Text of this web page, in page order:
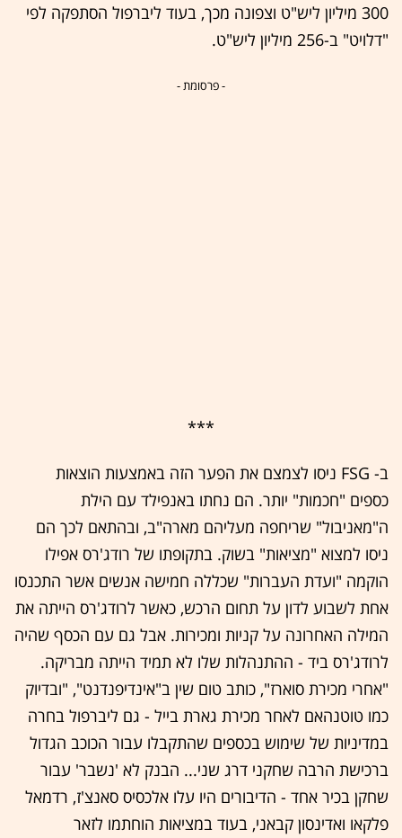
300 מיליון ליש"ט וצפונה מכך, בעוד ליברפול הסתפקה לפי
"דלויט" ב-256 מיליון ליש"ט.
- פרסומת -
***
ב- FSG ניסו לצמצם את הפער הזה באמצעות הוצאות
כספים "חכמות" יותר. הם נחתו באנפילד עם הילת
ה"מאניבול" שריחפה מעליהם מארה"ב, ובהתאם לכך הם
ניסו למצוא "מציאות" בשוק. בתקופתו של רודג'רס אפילו
הוקמה "ועדת העברות" שכללה חמישה אנשים אשר התכנסו
אחת לשבוע לדון על תחום הרכש, כאשר לרודג'רס הייתה את
המילה האחרונה על קניות ומכירות. אבל גם עם הכסף שהיה
לרודג'רס ביד - ההתנהלות שלו לא תמיד הייתה מבריקה.
"אחרי מכירת סוארז", כותב טום שין ב"אינדיפנדנט", "ובדיוק
כמו טוטנהאם לאחר מכירת גארת בייל - גם ליברפול בחרה
במדיניות של שימוש בכספים שהתקבלו עבור הכוכב הגדול
ברכישת הרבה שחקני דרג שני... הבנק לא 'נשבר' עבור
שחקן בכיר אחד - הדיבורים היו עלו אלכסיס סאנצ'ז, רדמאל
פלקאו ואדינסון קבאני, בעוד במציאות הוחתמו לזאר